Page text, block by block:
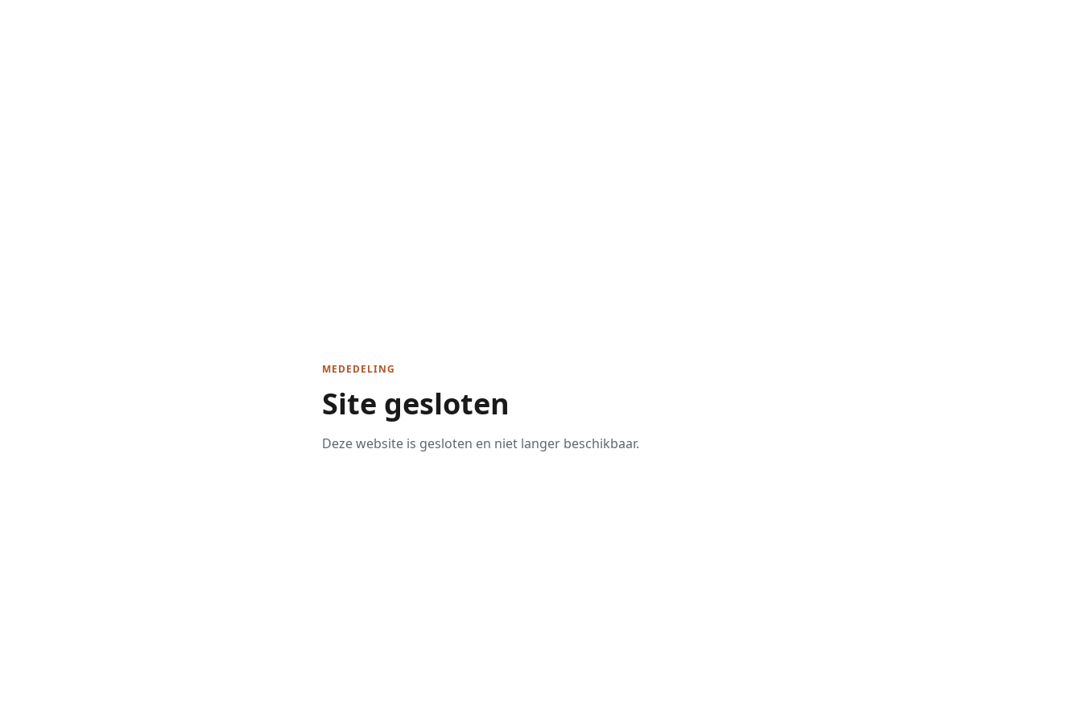
MEDEDELING
Site gesloten
Deze website is gesloten en niet langer beschikbaar.